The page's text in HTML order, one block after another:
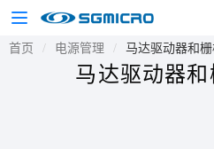
首页 电源管理 马达驱动器和
马达驱动器